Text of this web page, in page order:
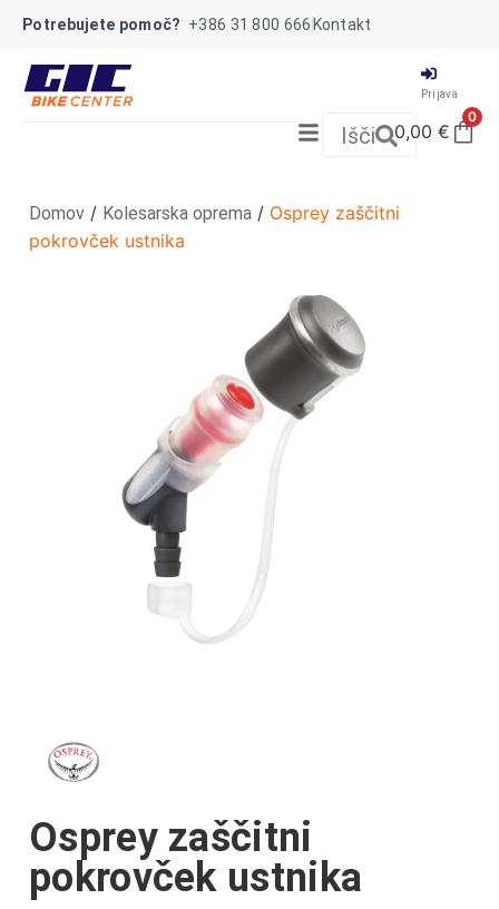
Potrebujete pomoč? +386 31 800 666 Kontakt
Prijava
Išči
0
0,00 €
Domov / Kolesarska oprema / Osprey zaščitni
pokrovček ustnika
Osprey zaščitni
pokrovček ustnika